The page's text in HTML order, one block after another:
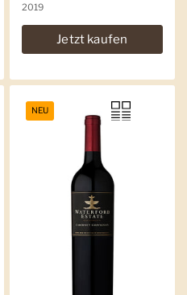
2019
Jetzt kaufen
NEU